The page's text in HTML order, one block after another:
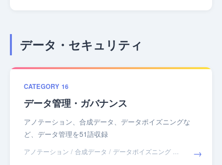
データ・セキュリティ
CATEGORY 16
データ管理・ガバナンス
アノテーション、合成データ、データポイズニングな
ど、データ管理を51語収録
アノテーション / 合成データ / データポイズニング ... →